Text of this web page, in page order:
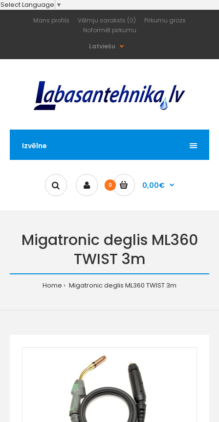
Select Language ▼
Mans profils Vēlmju saraksts (0)
Pirkumu grozs
Noformēt pirkumu
Latviešu
Izvēlne
0 0,00€
Migatronic deglis ML360
TWIST 3m
Home Migatronic deglis ML360 TWIST 3m